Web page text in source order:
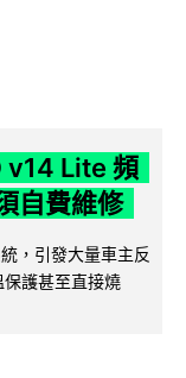
v14 Lite 頻
自費維修
，引發大量車主反
護甚至直接燒